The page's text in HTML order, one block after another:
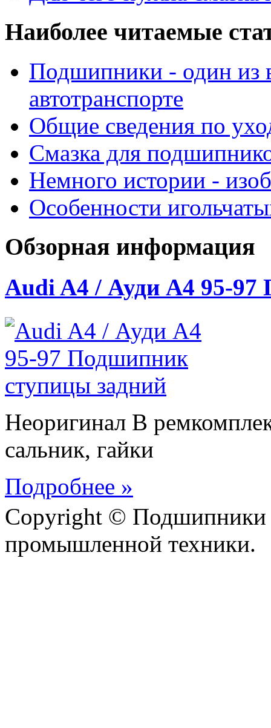
Наиболее читаемые
Подшипники - один из
автотранспорте
Общие сведения по
Смазка для
Немного истории -
Особенности
Обзорная информация
Audi A4 / Ауди А4 95-97
Неоригинал В
сальник, гайки
Подробнее »
Copyright © Подшипники
промышленной техники.